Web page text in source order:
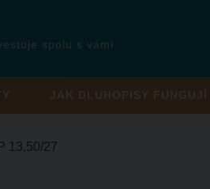
spolu s vámi
JAK DLUHOPISY FUNGUJÍ
13,50/27